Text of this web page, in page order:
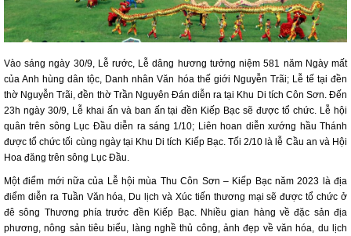
Vào sáng ngày 30/9, Lễ rước, Lễ dâng hương tưởng niệm 581 năm Ngày mất
của Anh hùng dân tộc, Danh nhân Văn hóa thế giới Nguyễn Trãi; Lễ tế tại đền
thờ Nguyễn Trãi, đền thờ Trần Nguyên Đán diễn ra tại Khu Di tích Côn Sơn. Đến
23h ngày 30/9, Lễ khai ấn và ban ấn tại đền Kiếp Bạc sẽ được tổ chức. Lễ hội
quân trên sông Lục Đầu diễn ra sáng 1/10; Liên hoan diễn xướng hầu Thánh
được tổ chức tối cùng ngày tại Khu Di tích Kiếp Bạc. Tối 2/10 là lễ Cầu an và Hội
Hoa đăng trên sông Lục Đầu.
Một điểm mới nữa của Lễ hội mùa Thu Côn Sơn – Kiếp Bạc năm 2023 là địa
điểm diễn ra Tuần Văn hóa, Du lịch và Xúc tiến thương mại sẽ được tổ chức ở
đê sông Thương phía trước đền Kiếp Bạc. Nhiều gian hàng về đặc sản địa
phương, nông sản tiêu biểu, làng nghề thủ công, ảnh đẹp về văn hóa, du lịch